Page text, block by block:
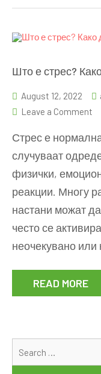
Што е стрес?
August 12, 2022
Leave a Comment
е
Стрес е
случуваат
физички,
реакции. Многу
настани можат
често се
неочекувано
READ MORE